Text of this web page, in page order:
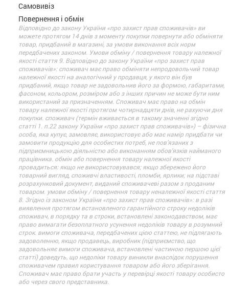
Самовивіз
Повернення і обмін
Відповідно до закону України «про захист прав споживачів» ви
можете протягом 14 днів з моменту покупки повернути або обміняти
товар, придбаний в магазині, за умови виконання всіх норм
передбачених законом. Умови обміну / повернення товару належної
якості стаття 9. Відповідно до закону України «про захист прав
споживачів»: споживач має право обміняти непродовольчий товар
належної якості на аналогічний у продавця, у якого він був
придбаний, якщо товар не задовольнив його за формою, габаритами,
фасоном, кольором, розміром або з інших причин не може бути ним
використаний за призначенням. Споживач має право на обмін
товару належної якості протягом чотирнадцяти днів, не рахуючи дня
покупки. споживач (термін вживається в такому значенні згідно
статті 1. п.22 закону України «про захист прав споживачів») – фізична
особа, яка купує, замовляє, використовує або має намір придбати чи
замовити продукцію для особистих потреб, не пов’язаних з
підприємницькою діяльністю або виконанням обов’язків найманого
працівника. обмін або повернення товару належної якості
провадиться: якщо не використовувався; якщо збережено його
товарний вигляд, споживчі властивості, пломби, ярлики; на підставі
розрахунковий документ, виданий споживачеві разом з проданим
товаром. умови обміну / повернення товару неналежної якості стаття
8. Згідно із законом України «про захист прав споживачів»: в разі
виявлення протягом встановленого гарантійного строку недоліків
споживач, в порядку та в строки, встановлені законодавством, має
право вимагати безоплатного усунення недоліків товару в розумний
строк. вимоги споживача, передбачених цією статтею, не підлягають
задоволенню, якщо продавець, виробник (підприємство, що
задовольняє вимоги споживача, встановлені частиною першою цієї
статті) доведуть, що недоліки товару виникли внаслідок порушення
споживачем правил користування товаром або його зберігання.
Споживач має право брати участь у перевірці якості товару особисто
або через свого представника.